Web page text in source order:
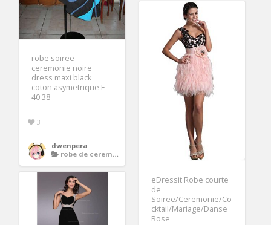
robe soiree
ceremonie noire
dress maxi black
coton asymetrique F
40 38
3
dwenpera
robe de ceremonie noire
eDressit Robe courte
de
Soiree/Ceremonie/Co
cktail/Mariage/Danse
Rose